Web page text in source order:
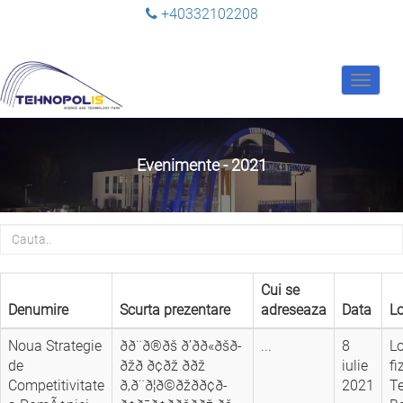
+40332102208
Toggle
Evenimente - 2021
Denumire Scurta prezentare
Cui se
adreseaza
Data
Noua Strategie
de
Competitivitate
ðð¨ð®ðš ð’ð­ð«ðšð­
ðžð ð¢ðž ððž
ð‚ð¨ð¦ð©ðžð­ð¢ð­
...
8
iulie
2021